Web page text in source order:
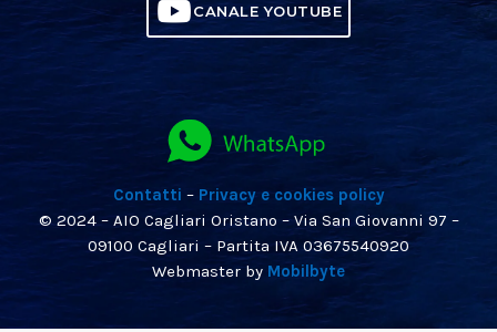
CANALE YOUTUBE
Contatti – Privacy e cookies policy
© 2024 – AIO Cagliari Oristano – Via San Giovanni 97 –
09100 Cagliari – Partita IVA 03675540920
Webmaster by Mobilbyte